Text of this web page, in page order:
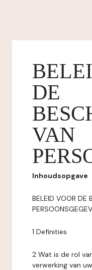
DE
VAN
Inhoudsopgave
BELEID VOOR DE
1 Definities
2 Wat is de rol
verwerking van